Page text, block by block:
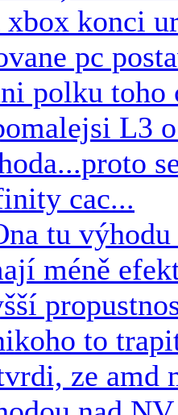
xbox konci
pc
polku toho
L3
cac...
tu
méně
to
ze